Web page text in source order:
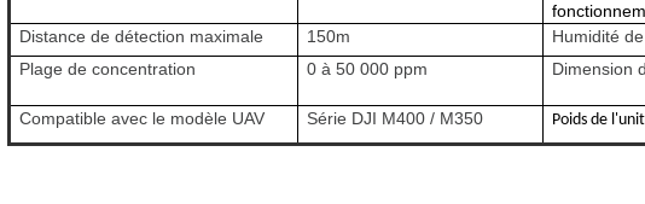
Distance de détection maximale 150m Humidité
Plage de concentration
0 à 50 000 ppm Dimension
Compatible avec le modèle UAV
Série DJI M400 / M350 Poids de